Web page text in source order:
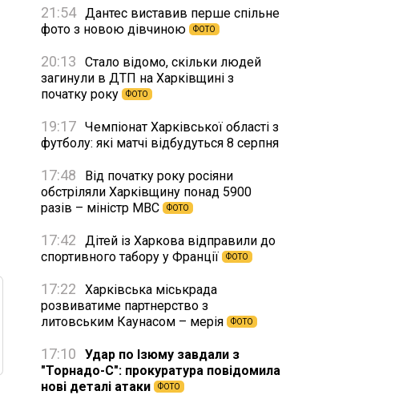
21:54 Дантес виставив перше спільне
фото з новою дівчиною
ФОТО
20:13
Стало відомо, скільки людей
загинули в ДТП на Харківщині з
початку року
ФОТО
19:17 Чемпіонат Харківської області з
футболу: які матчі відбудуться 8 серпня
17:48
Від початку року росіяни
обстріляли Харківщину понад 5900
разів – міністр МВС
ФОТО
17:42
Дітей із Харкова відправили до
спортивного табору у Франції
ФОТО
17:22
Харківська міськрада
розвиватиме партнерство з
литовським Каунасом – мерія
ФОТО
17:10
Удар по Ізюму завдали з
"Торнадо-С": прокуратура повідомила
нові деталі атаки
ФОТО